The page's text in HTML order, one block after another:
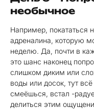
необычное
Например, покататься
адреналина, которую
неделю. Да, почти в
это шанс наконец
слишком диким или
воды или досок, тут
смеёшься, встал -
делиться этим